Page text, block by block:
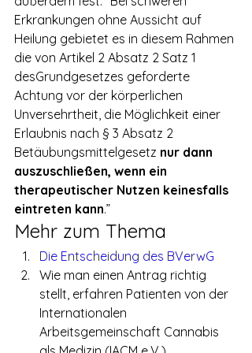
Erkrankungen ohne Aussicht auf
Heilung gebietet es in diesem Rahmen
die von Artikel 2 Absatz 2 Satz 1
desGrundgesetzes geforderte
Achtung vor der körperlichen
Unversehrtheit, die Möglichkeit einer
Erlaubnis nach § 3 Absatz 2
Betäubungsmittelgesetz nur dann
auszuschließen, wenn ein
therapeutischer Nutzen keinesfalls
eintreten kann.”
Mehr zum Thema
Die Entscheidung des BVerwG
Wie man einen Antrag richtig
stellt, erfahren Patienten von der
Internationalen
Arbeitsgemeinschaft Cannabis